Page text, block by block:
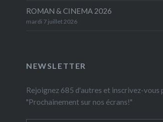
ROMAN & CINEMA 2026
mardi 7 juillet 2026
NEWSLETTER
Rejoignez 685 d'autres et inscrivez-
"Prochainement sur nos écrans!"